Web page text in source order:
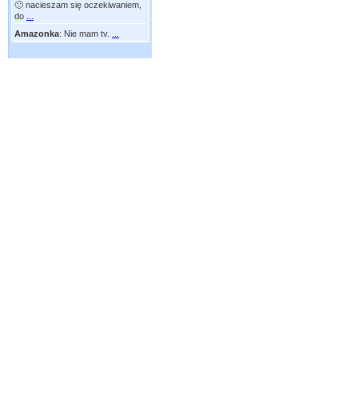
🙂 nacieszam się oczekiwaniem,
do
Amazonka: Nie mam tv.